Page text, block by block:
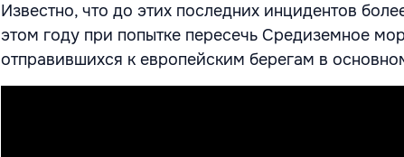
Известно, что до этих последних инцидентов
этом году при попытке пересечь Средиземное
отправившихся к европейским берегам в